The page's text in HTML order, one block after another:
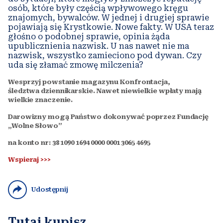
osób, które były częścią wpływowego kręgu
znajomych, bywalców. W jednej i drugiej sprawie
pojawiają się Krystkowie. Nowe fakty. W USA teraz
głośno o podobnej sprawie, opinia żąda
upublicznienia nazwisk. U nas nawet nie ma
nazwisk, wszystko zamieciono pod dywan. Czy
uda się złamać zmowę milczenia?
Wesprzyj powstanie magazynu Konfrontacja,
śledztwa dziennikarskie. Nawet niewielkie wpłaty mają
wielkie znaczenie.
Darowizny mogą Państwo dokonywać poprzez Fundację
„Wolne Słowo”
na konto nr: 38 1090 1694 0000 0001 3065 4695
Wspieraj >>>
Udostępnij